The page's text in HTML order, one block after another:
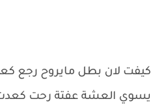
كيفت لان بطل مايروح رجع
يسوي العشة عفتة رحت كعدت